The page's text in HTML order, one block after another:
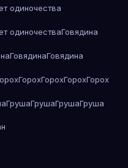
одиночества
одиночестваГовядина
ГовядинаГовядина
ГорохГорохГорохГорох
ГрушаГрушаГрушаГруша